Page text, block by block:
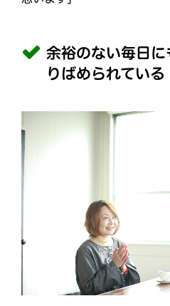
余裕のない毎日
りばめられている